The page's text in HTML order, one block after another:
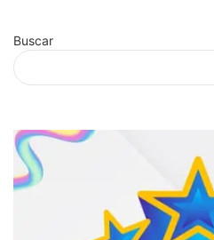
Buscar